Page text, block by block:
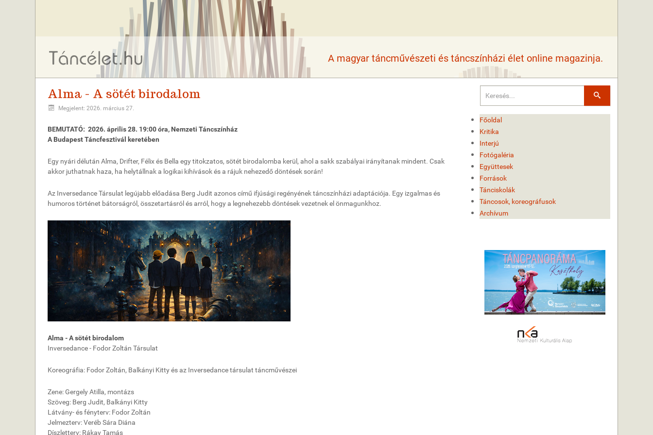
A magyar táncművészeti és táncszínházi élet online magazinja.
Alma - A sötét birodalom
Megjelent: 2026. március 27.
BEMUTATÓ: 2026. április 28. 19:00 óra, Nemzeti Táncszínház
A Budapest Táncfesztivál keretében
Egy nyári délután Alma, Drifter, Félix és Bella egy titokzatos, sötét birodalomba kerül, ahol a sakk szabályai irányítanak mindent. Csak
akkor juthatnak haza, ha helytállnak a logikai kihívások és a rájuk nehezedő döntések során!
Az Inversedance Társulat legújabb előadása Berg Judit azonos című ifjúsági regényének táncszínházi adaptációja. Egy izgalmas és
humoros történet bátorságról, összetartásról és arról, hogy a legnehezebb döntések vezetnek el önmagunkhoz.
Alma - A sötét birodalom
Inversedance - Fodor Zoltán Társulat
Koreográfia: Fodor Zoltán, Balkányi Kitty és az Inversedance társulat táncművészei
Zene: Gergely Atilla, montázs
Szöveg: Berg Judit, Balkányi Kitty
Látvány- és fényterv: Fodor Zoltán
Jelmezterv: Veréb Sára Diána
Díszletterv: Rákay Tamás
Keresés
Főoldal
Kritika
Interjú
Fotógaléria
Együttesek
Források
Tánciskolák
Táncosok, koreográfusok
Archívum